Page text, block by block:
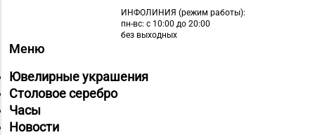
ИНФОЛИНИЯ (режим работы):
пн-вс: с 10:00 до 20:00
без выходных
Меню
Ювелирные украшения
Столовое серебро
Часы
Новости